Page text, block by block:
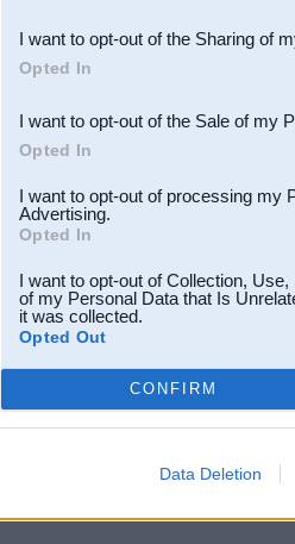
Downstream Participants
third parties.
I want to opt-out of the Sharing of
Opted In
I want to opt-out of the Sale of my
Opted In
I want to opt-out of processing my
Advertising.
Opted In
I want to opt-out of Collection,
of my Personal Data that Is
it was collected.
Opted Out
CONFIRM
Data Deletion